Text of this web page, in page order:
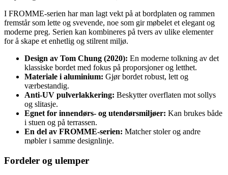
I FROMME-serien har man lagt vekt på at bordplaten og rammen
fremstår som lette og svevende, noe som gir møbelet et elegant og
moderne preg. Serien kan kombineres på tvers av ulike elementer
for å skape et enhetlig og stilrent miljø.
Design av Tom Chung (2020): En moderne tolkning av det
klassiske bordet med fokus på proporsjoner og letthet.
Materiale i aluminium: Gjør bordet robust, lett og
værbestandig.
Anti-UV pulverlakkering: Beskytter overflaten mot sollys
og slitasje.
Egnet for innendørs- og utendørsmiljøer: Kan brukes både
i stuen og på terrassen.
En del av FROMME-serien: Matcher stoler og andre
møbler i samme designlinje.
Fordeler og ulemper